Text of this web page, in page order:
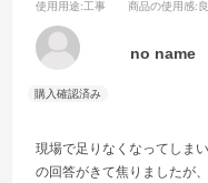
使用用途:工事 商品の使用感:
no name
現場で足りなくなってしま
の回答がきて焦りましたが